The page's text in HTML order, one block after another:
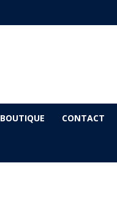
BOUTIQUE CONTACT